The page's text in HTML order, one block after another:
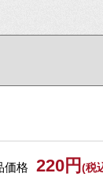
価格 220円 (税